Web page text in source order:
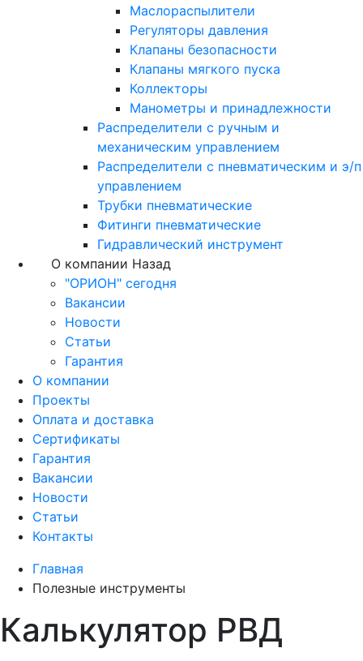
Маслораспылители
Регуляторы давления
Клапаны безопасности
Клапаны мягкого пуска
Коллекторы
Манометры и принадлежности
Распределители с ручным и
механическим управлением
Распределители с пневматическим и э/п
управлением
Трубки пневматические
Фитинги пневматические
Гидравлический инструмент
О компании Назад
"ОРИОН" сегодня
Вакансии
Новости
Статьи
Гарантия
О компании
Проекты
Оплата и доставка
Сертификаты
Гарантия
Вакансии
Новости
Статьи
Контакты
Главная
Полезные инструменты
Калькулятор РВД